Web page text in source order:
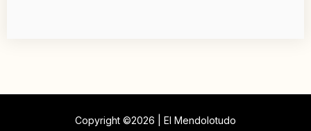
Copyright ©2026 | El Mendolotudo